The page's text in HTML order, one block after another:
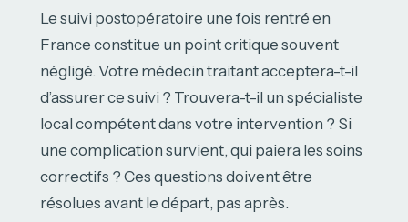
Le suivi postopératoire une fois rentré en
France constitue un point critique souvent
négligé. Votre médecin traitant acceptera-t-il
d’assurer ce suivi ? Trouvera-t-il un spécialiste
local compétent dans votre intervention ? Si
une complication survient, qui paiera les soins
correctifs ? Ces questions doivent être
résolues avant le départ, pas après.